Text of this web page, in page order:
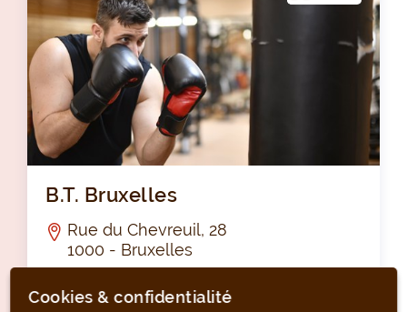
B.T. Bruxelles
Rue du Chevreuil, 28
1000 - Bruxelles
SPORTS DE COMBAT - BOXE
Cookies & confidentialité